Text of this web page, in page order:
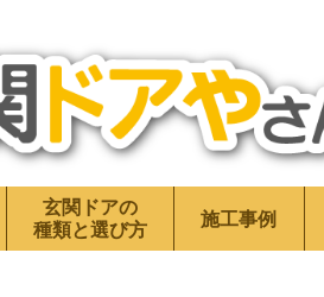
玄関ドアの
種類と選び方
施工事例